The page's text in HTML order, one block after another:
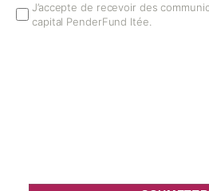
Email
Opt
J’accepte de recevoir des
capital PenderFund ltée.